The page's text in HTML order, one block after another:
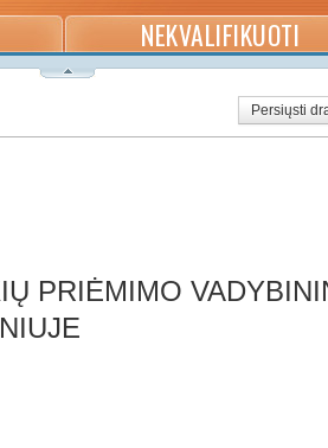
NEKVALIFIKUOTI
Persiųsti
PRIĖMIMO